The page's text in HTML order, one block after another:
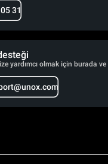
31
yardımcı olmak için burada ve